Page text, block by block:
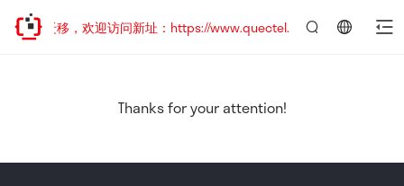
址已迁移，欢迎访问新址：https://www.quectel.com.cn
Thanks for your attention!